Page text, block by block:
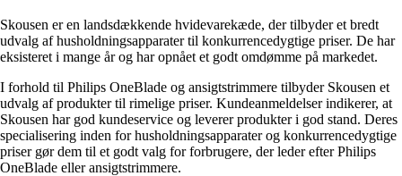
Skousen er en landsdækkende hvidevarekæde, der tilbyder et bredt
udvalg af husholdningsapparater til konkurrencedygtige priser. De har
eksisteret i mange år og har opnået et godt omdømme på markedet.
I forhold til Philips OneBlade og ansigtstrimmere tilbyder Skousen et
udvalg af produkter til rimelige priser. Kundeanmeldelser indikerer, at
Skousen har god kundeservice og leverer produkter i god stand. Deres
specialisering inden for husholdningsapparater og konkurrencedygtige
priser gør dem til et godt valg for forbrugere, der leder efter Philips
OneBlade eller ansigtstrimmere.